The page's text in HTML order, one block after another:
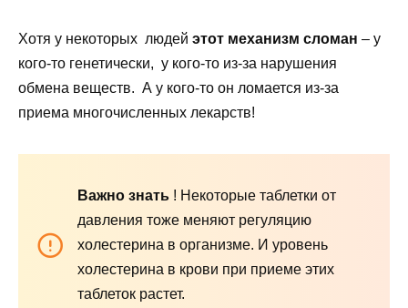
Хотя у некоторых людей этот механизм сломан – у
кого-то генетически, у кого-то из-за нарушения
обмена веществ. А у кого-то он ломается из-за
приема многочисленных лекарств!
Важно знать ! Некоторые таблетки от
давления тоже меняют регуляцию
холестерина в организме. И уровень
холестерина в крови при приеме этих
таблеток растет.